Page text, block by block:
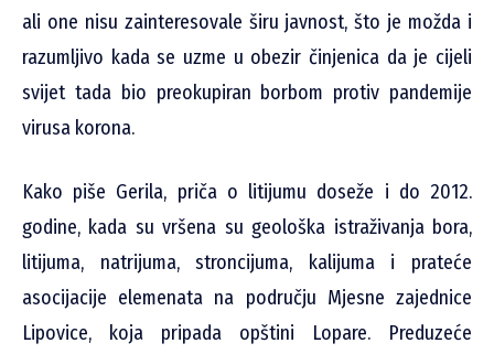
ali one nisu zainteresovale širu javnost, što je možda i
razumljivo kada se uzme u obezir činjenica da je cijeli
svijet tada bio preokupiran borbom protiv pandemije
virusa korona.
Kako piše Gerila, priča o litijumu doseže i do 2012.
godine, kada su vršena su geološka istraživanja bora,
litijuma, natrijuma, stroncijuma, kalijuma i prateće
asocijacije elemenata na području Mjesne zajednice
Lipovice, koja pripada opštini Lopare. Preduzeće